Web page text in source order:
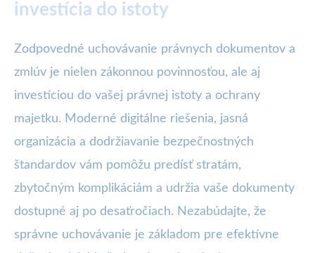
investícia do istoty
Zodpovedné uchovávanie právnych dokumentov a
zmlúv je nielen zákonnou povinnosťou, ale aj
investíciou do vašej právnej istoty a ochrany
majetku. Moderné digitálne riešenia, jasná
organizácia a dodržiavanie bezpečnostných
štandardov vám pomôžu predísť stratám,
zbytočným komplikáciám a udržia vaše dokumenty
dostupné aj po desaťročiach. Nezabúdajte, že
správne uchovávanie je základom pre efektívne